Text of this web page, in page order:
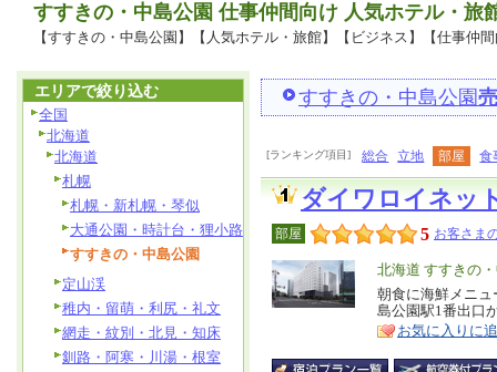
すすきの・中島公園 仕事仲間向け 人気ホテル・旅
【すすきの・中島公園】【人気ホテル・旅館】【ビジネス】【仕事仲
すすきの・中島公園
[ランキング項目] 総合 立地 部屋 食
ダイワロイネッ
部屋 5 お客さま
エ
リ
ア
北海道 すすきの
特
徴
朝食に海鮮メニ
島公園駅1番出口
お気に入りに
エリアで絞り込む
全国
北海道
北海道
札幌
札幌・新札幌・琴似
大通公園・時計台・狸小路
すすきの・中島公園
定山渓
稚内・留萌・利尻・礼文
網走・紋別・北見・知床
釧路・阿寒・川湯・根室